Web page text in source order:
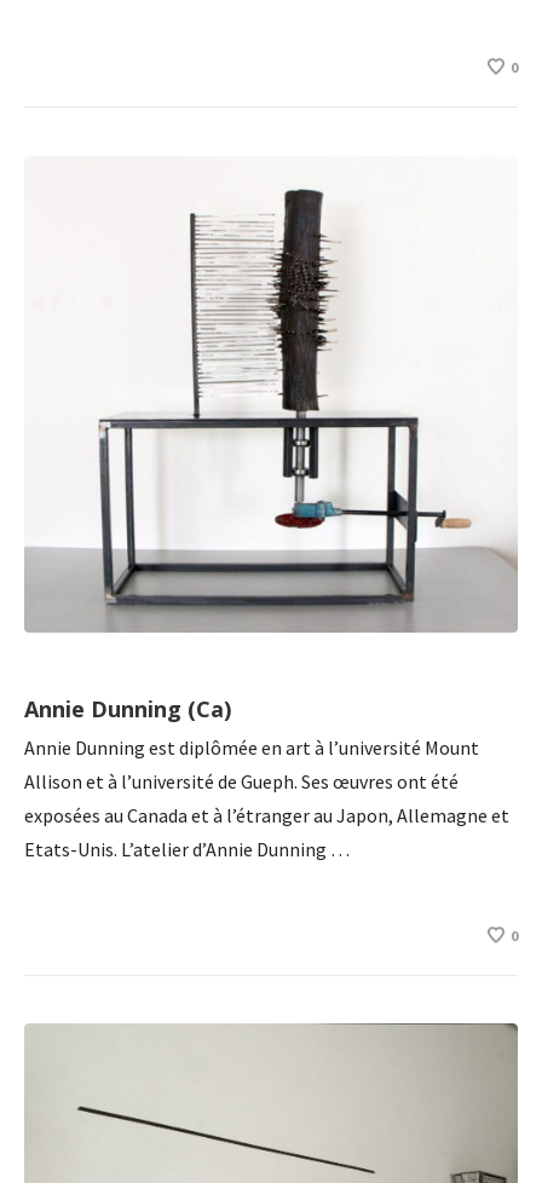
0
Annie Dunning (Ca)
Annie Dunning est diplômée en art à l’université Mount
Allison et à l’université de Gueph. Ses œuvres ont été
exposées au Canada et à l’étranger au Japon, Allemagne et
Etats-Unis. L’atelier d’Annie Dunning …
0